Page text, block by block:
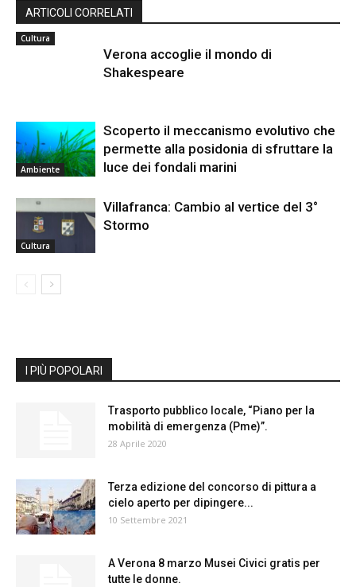
ARTICOLI CORRELATI
Cultura
Verona accoglie il mondo di
Shakespeare
Ambiente
Scoperto il meccanismo evolutivo che
permette alla posidonia di sfruttare la
luce dei fondali marini
Cultura
Villafranca: Cambio al vertice del 3°
Stormo
I PIÙ POPOLARI
Trasporto pubblico locale, “Piano per la
mobilità di emergenza (Pme)”.
28 Aprile 2020
Terza edizione del concorso di pittura a
cielo aperto per dipingere...
10 Settembre 2021
A Verona 8 marzo Musei Civici gratis per
tutte le donne.